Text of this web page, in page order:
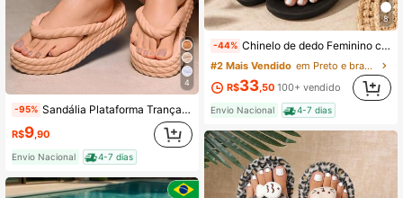
4
-95% Sandália Plataforma Trança Nuvem Feminina Moda Confortável Leve Macio
R$9 ,90
Envio Nacional 4-7 dias
8
-44% Chinelo de dedo Feminino com pedraria | Chinelo Elegante Verão Antiderrapante Várias Cores
#2 Mais Vendido
em Preto e branco Chinelos Femininos
R$33,50 100+ vendido
Envio Nacional 4-7 dias